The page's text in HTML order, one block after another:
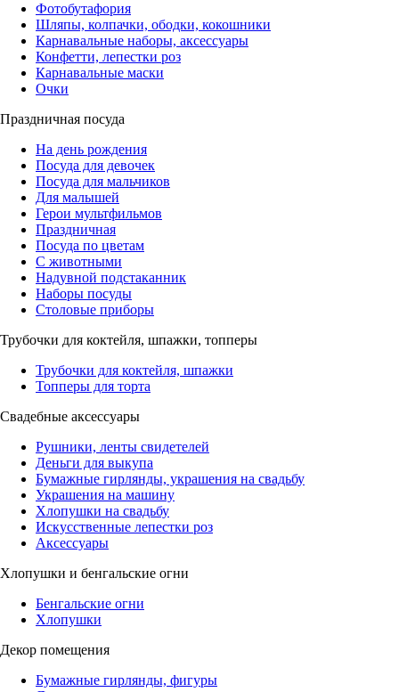
Фотобутафория
Шляпы, колпачки, ободки, кокошники
Карнавальные наборы, аксессуары
Конфетти, лепестки роз
Карнавальные маски
Очки
Праздничная посуда
На день рождения
Посуда для девочек
Посуда для мальчиков
Для малышей
Герои мультфильмов
Праздничная
Посуда по цветам
С животными
Надувной подстаканник
Наборы посуды
Столовые приборы
Трубочки для коктейля, шпажки, топперы
Трубочки для коктейля, шпажки
Топперы для торта
Свадебные аксессуары
Рушники, ленты свидетелей
Деньги для выкупа
Бумажные гирлянды, украшения на свадьбу
Украшения на машину
Хлопушки на свадьбу
Искусственные лепестки роз
Аксессуары
Хлопушки и бенгальские огни
Бенгальские огни
Хлопушки
Декор помещения
Бумажные гирлянды, фигуры